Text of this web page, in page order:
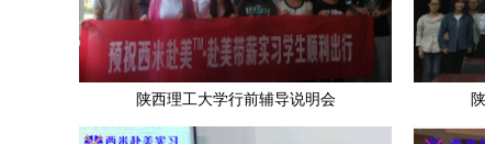
陕西理工大学行前辅导说明会